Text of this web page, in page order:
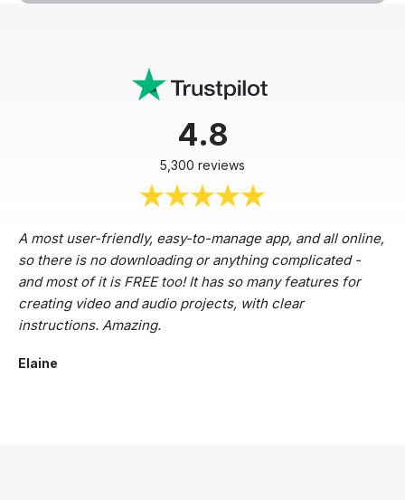
4.8
5,300 reviews
A most user-friendly, easy-to-manage app, and all online,
so there is no downloading or anything complicated -
and most of it is FREE too! It has so many features for
creating video and audio projects, with clear
instructions. Amazing.
Elaine